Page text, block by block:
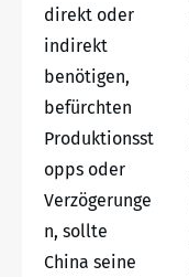
direkt oder
indirekt
benötigen,
befürchten
Produktionsst
opps oder
Verzögerunge
n, sollte
China seine